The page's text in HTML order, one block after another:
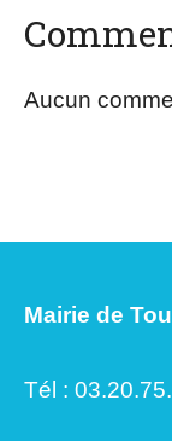
Aucun
Mairie de
Tél :